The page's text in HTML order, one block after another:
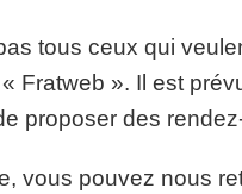
tous ceux qui
« Fratweb ». Il est
proposer des
vous pouvez nous